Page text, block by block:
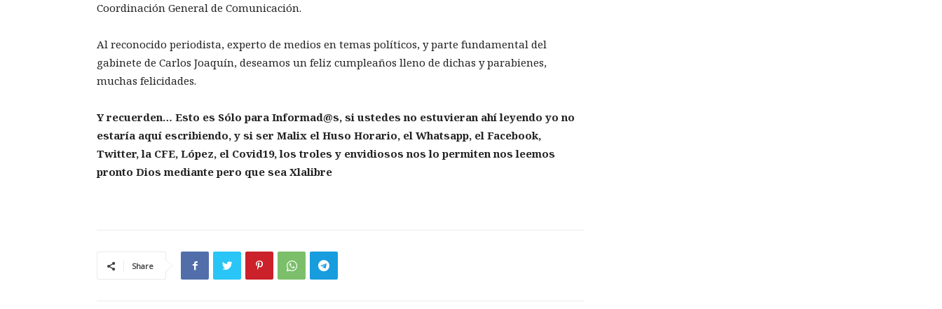
Coordinación General de Comunicación.
Al reconocido periodista, experto de medios en temas políticos, y parte fundamental del
gabinete de Carlos Joaquín, deseamos un feliz cumpleaños lleno de dichas y parabienes,
muchas felicidades.
Y recuerden… Esto es Sólo para Informad@s, si ustedes no estuvieran ahí leyendo yo no
estaría aquí escribiendo, y si ser Malix el Huso Horario, el Whatsapp, el Facebook,
Twitter, la CFE, López, el Covid19, los troles y envidiosos nos lo permiten nos leemos
pronto Dios mediante pero que sea Xlalibre
Share